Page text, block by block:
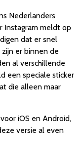
Nederlanders
Instagram meldt op
dat er snel
er binnen de
al verschillende
een speciale sticker
die alleen maar
iOS en Android,
versie al even